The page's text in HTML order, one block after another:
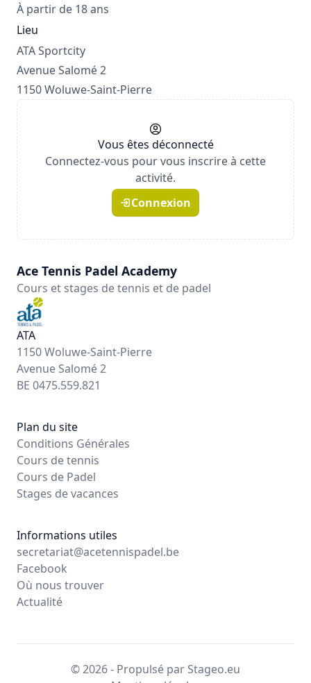
À partir de 18 ans
Lieu
ATA Sportcity
Avenue Salomé 2
1150 Woluwe-Saint-Pierre
Vous êtes déconnecté
Connectez-vous pour vous inscrire à cette
activité.
Connexion
Ace Tennis Padel Academy
Cours et stages de tennis et de padel
ATA
1150 Woluwe-Saint-Pierre
Avenue Salomé 2
BE 0475.559.821
Plan du site
Conditions Générales
Cours de tennis
Cours de Padel
Stages de vacances
Informations utiles
secretariat@acetennispadel.be
Facebook
Où nous trouver
Actualité
© 2026 - Propulsé par Stageo.eu